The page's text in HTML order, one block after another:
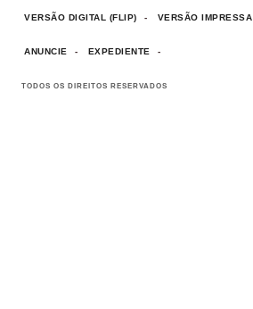
VERSÃO DIGITAL (FLIP) VERSÃO IMPRESSA
ANUNCIE EXPEDIENTE
TODOS OS DIREITOS RESERVADOS